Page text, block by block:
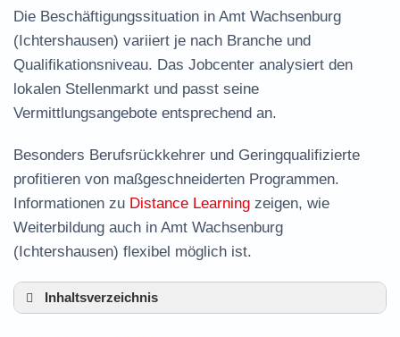
Die Beschäftigungssituation in Amt Wachsenburg
(Ichtershausen) variiert je nach Branche und
Qualifikationsniveau. Das Jobcenter analysiert den
lokalen Stellenmarkt und passt seine
Vermittlungsangebote entsprechend an.
Besonders Berufsrückkehrer und Geringqualifizierte
profitieren von maßgeschneiderten Programmen.
Informationen zu Distance Learning zeigen, wie
Weiterbildung auch in Amt Wachsenburg
(Ichtershausen) flexibel möglich ist.
Inhaltsverzeichnis